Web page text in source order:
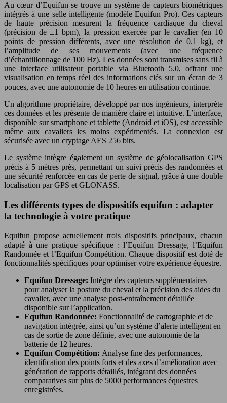
Au cœur d’Equifun se trouve un système de capteurs biométriques
intégrés à une selle intelligente (modèle Equifun Pro). Ces capteurs
de haute précision mesurent la fréquence cardiaque du cheval
(précision de ±1 bpm), la pression exercée par le cavalier (en 10
points de pression différents, avec une résolution de 0.1 kg), et
l’amplitude de ses mouvements (avec une fréquence
d’échantillonnage de 100 Hz). Les données sont transmises sans fil à
une interface utilisateur portable via Bluetooth 5.0, offrant une
visualisation en temps réel des informations clés sur un écran de 3
pouces, avec une autonomie de 10 heures en utilisation continue.
Un algorithme propriétaire, développé par nos ingénieurs, interprète
ces données et les présente de manière claire et intuitive. L’interface,
disponible sur smartphone et tablette (Android et iOS), est accessible
même aux cavaliers les moins expérimentés. La connexion est
sécurisée avec un cryptage AES 256 bits.
Le système intègre également un système de géolocalisation GPS
précis à 5 mètres près, permettant un suivi précis des randonnées et
une sécurité renforcée en cas de perte de signal, grâce à une double
localisation par GPS et GLONASS.
Les différents types de dispositifs equifun : adapter
la technologie à votre pratique
Equifun propose actuellement trois dispositifs principaux, chacun
adapté à une pratique spécifique : l’Equifun Dressage, l’Equifun
Randonnée et l’Equifun Compétition. Chaque dispositif est doté de
fonctionnalités spécifiques pour optimiser votre expérience équestre.
Equifun Dressage: Intègre des capteurs supplémentaires
pour analyser la posture du cheval et la précision des aides du
cavalier, avec une analyse post-entraînement détaillée
disponible sur l’application.
Equifun Randonnée: Fonctionnalité de cartographie et de
navigation intégrée, ainsi qu’un système d’alerte intelligent en
cas de sortie de zone définie, avec une autonomie de la
batterie de 12 heures.
Equifun Compétition: Analyse fine des performances,
identification des points forts et des axes d’amélioration avec
génération de rapports détaillés, intégrant des données
comparatives sur plus de 5000 performances équestres
enregistrées.